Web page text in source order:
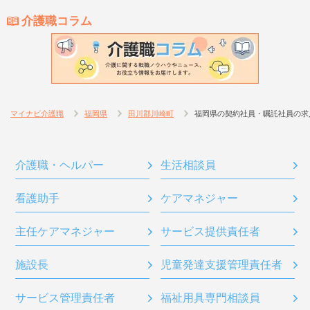
介護職コラム
マイナビ介護職 福岡県 田川郡川崎町 福岡県の契約社員・嘱託社員の
介護職・ヘルパー 生活相談員
看護助手 ケアマネジャー
主任ケアマネジャー サービス提供責任者
施設長 児童発達支援管理責任者
サービス管理責任者 福祉用具専門相談員